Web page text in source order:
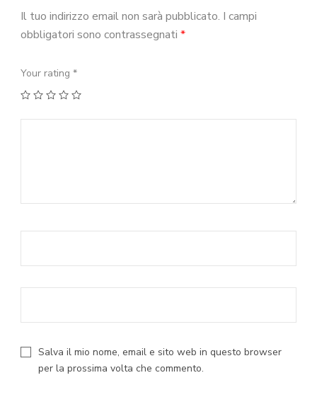
Il tuo indirizzo email non sarà pubblicato. I campi
obbligatori sono contrassegnati *
Your rating *
1 2 3 4
Salva il mio nome, email e sito web in questo browser
per la prossima volta che commento.